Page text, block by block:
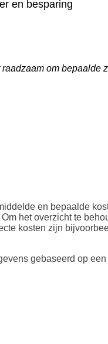
en besparing
om bepaalde
en bepaalde
het overzicht te
kosten zijn
gebaseerd op